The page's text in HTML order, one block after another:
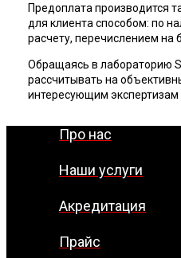
Предоплата производится
для клиента способом: по
расчету, перечислением на
Обращаясь в лабораторию
рассчитывать на
интересующим экспертизам
Про нас
Наши услуги
Акредитация
Прайс